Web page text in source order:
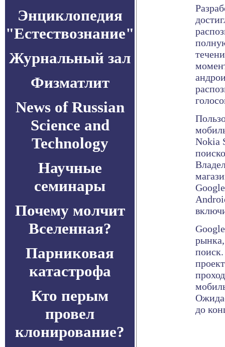
Энциклопедия
"Естествознание"
Журнальный зал
Физматлит
News of Russian
Science and
Technology
Научные
семинары
Почему молчит
Вселенная?
Парниковая
катастрофа
Кто перым
провел
клонирование?
Nokia
до